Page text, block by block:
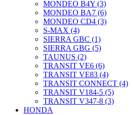
MONDEO B4Y (3)
MONDEO BA7 (6)
MONDEO CD4 (3)
S-MAX (4)
SIERRA GBC (1)
SIERRA GBG (5)
TAUNUS (2)
TRANSIT VE6 (6)
TRANSIT VE83 (4)
TRANSIT CONNECT (4)
TRANSIT V184-5 (5)
TRANSIT V347-8 (3)
HONDA